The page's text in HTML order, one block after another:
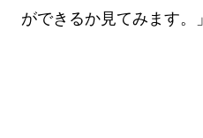
ができるか見てみます。」